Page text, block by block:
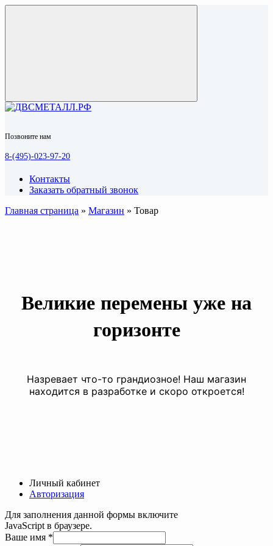
Позвоните нам
8-(495)-023-97-20
Контакты
Заказать обратный звонок
Главная страница » Магазин » Товар
Великие перемены уже на
горизонте
Назревает что-то грандиозное! Наш магазин
находится в разработке и скоро откроется!
Личный кабинет
Авторизация
Для заполнения данной формы включите
JavaScript в браузере.
Ваше имя *